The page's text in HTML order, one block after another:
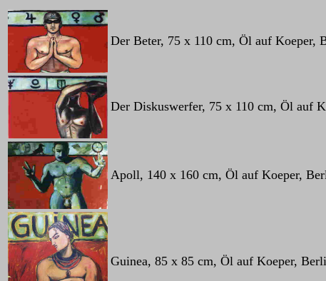
Der Beter, 75 x 110 cm, Öl auf Koeper,
Der Diskuswerfer, 75 x 110 cm, Öl auf
Apoll, 140 x 160 cm, Öl auf Koeper,
Guinea, 85 x 85 cm, Öl auf Koeper,